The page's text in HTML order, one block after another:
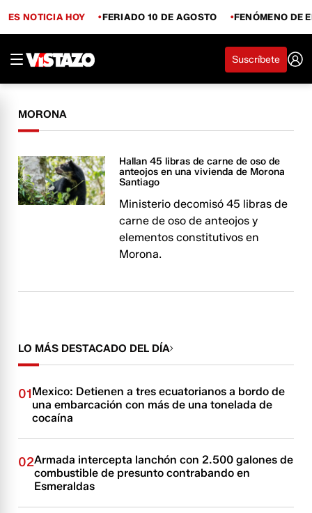
ES NOTICIA HOY FERIADO 10 DE AGOSTO FENÓMENO DE
Suscríbete
MORONA
Hallan 45 libras de carne de oso de
anteojos en una vivienda de Morona
Santiago
Ministerio decomisó 45 libras de
carne de oso de anteojos y
elementos constitutivos en
Morona.
LO MÁS DESTACADO DEL DÍA
01Mexico: Detienen a tres ecuatorianos a bordo de
una embarcación con más de una tonelada de
cocaína
02Armada intercepta lanchón con 2.500 galones de
combustible de presunto contrabando en
Esmeraldas